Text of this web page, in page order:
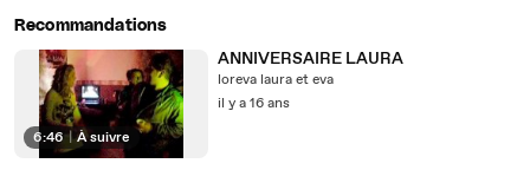
Recommandations
6:46 | À suivre
ANNIVERSAIRE LAURA
loreva laura et eva
il y a 16 ans